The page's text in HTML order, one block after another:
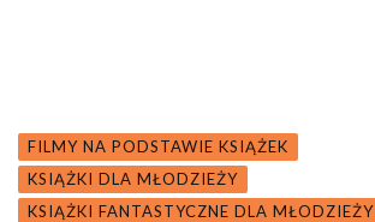
FILMY NA PODSTAWIE KSIĄŻEK
KSIĄŻKI DLA MŁODZIEŻY
KSIĄŻKI FANTASTYCZNE DLA MŁODZIEŻY